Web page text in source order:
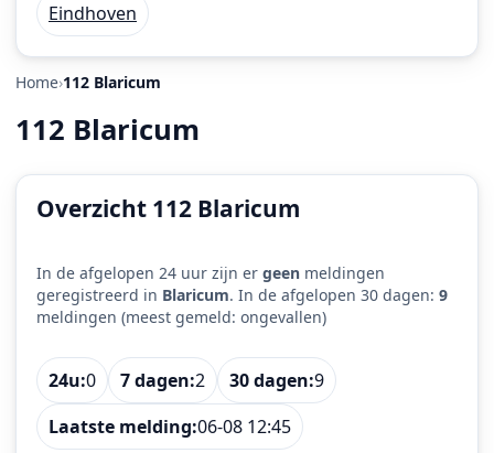
Eindhoven
Home 112 Blaricum
112 Blaricum
Overzicht 112 Blaricum
In de afgelopen 24 uur zijn er geen meldingen
geregistreerd in Blaricum. In de afgelopen 30 dagen: 9
meldingen (meest gemeld: ongevallen)
24u:0 7 dagen:2 30 dagen:9
Laatste melding:06-08 12:45